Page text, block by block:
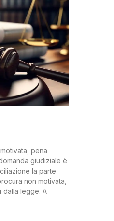
pena
giudiziale è
la parte
non motivata,
dalla legge. A